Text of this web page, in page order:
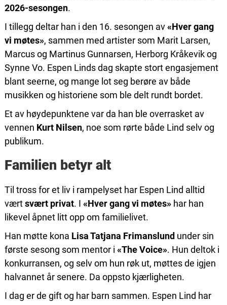
2026-sesongen.
I tillegg deltar han i den 16. sesongen av«Hver gang
vi møtes», sammen med artister som Marit Larsen,
Marcus og Martinus Gunnarsen, Herborg Kråkevik og
Synne Vo. Espen Linds dag skapte stort engasjement
blant seerne, og mange lot seg berøre av både
musikken og historiene som ble delt rundt bordet.
Et av høydepunktene var da han ble overrasket av
vennen Kurt Nilsen, noe som rørte både Lind selv og
publikum.
Familien betyr alt
Til tross for et liv i rampelyset har Espen Lind alltid
værtsvært privat. I «Hver gang vi møtes»har han
likevel åpnet litt opp om familielivet.
Han møtte kona Lisa Tatjana Frimanslund under sin
første sesong som mentor i «The Voice». Hun deltok i
konkurransen, og selv om hun røk ut, møttes de igjen
halvannet år senere. Da oppsto kjærligheten.
I dag er de gift og har barn sammen. Espen Lind har